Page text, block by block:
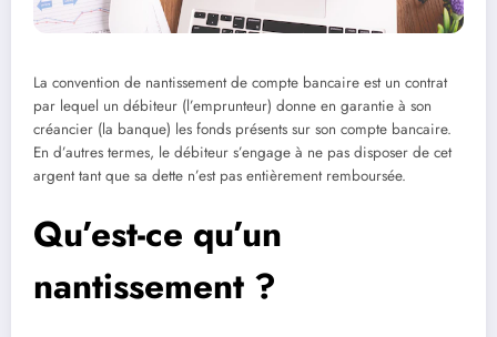
La convention de nantissement de compte bancaire est un contrat
par lequel un débiteur (l’emprunteur) donne en garantie à son
créancier (la banque) les fonds présents sur son compte bancaire.
En d’autres termes, le débiteur s’engage à ne pas disposer de cet
argent tant que sa dette n’est pas entièrement remboursée.
Qu’est-ce qu’un
nantissement ?